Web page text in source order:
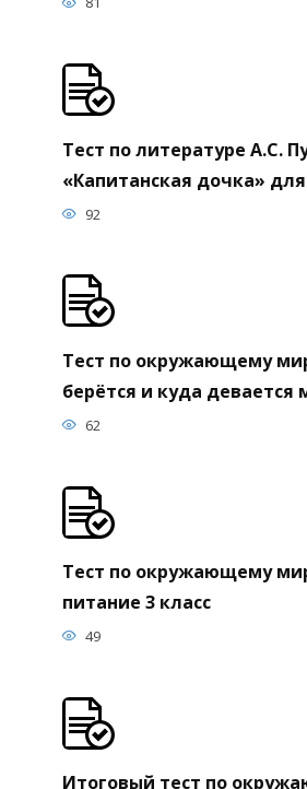
Тест по литературе А.С.
«Капитанская дочка» для
92
Тест по окружающему
берётся и куда девается
62
Тест по окружающему
питание 3 класс
49
Итоговый тест по